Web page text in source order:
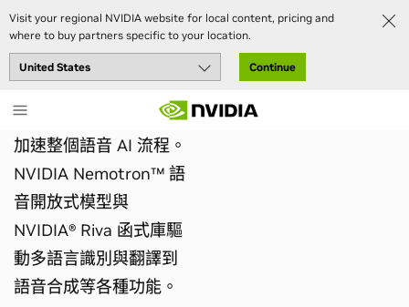
Visit your regional NVIDIA website for local content, pricing and
where to buy partners specific to your location.
Continue
to
main
content
對話式人工智慧解決方案
打造對話式人工智慧應用程式
加速整個語音 AI 流程。
NVIDIA Nemotron™ 語
音開放式模型與
NVIDIA® Riva 函式庫驅
動多語言識別與翻譯到
語音合成等各種功能。